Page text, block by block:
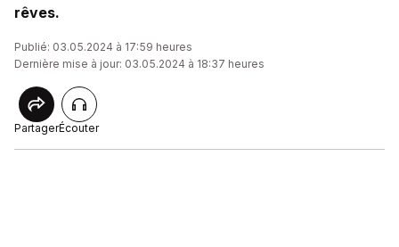
rêves.
Publié: 03.05.2024 à 17:59 heures
Dernière mise à jour: 03.05.2024 à 18:37 heures
PartagerÉcouter